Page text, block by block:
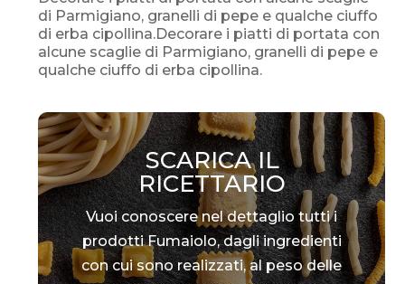
di Parmigiano, granelli di pepe e qualche ciuffo
di erba cipollina.Decorare i piatti di portata con
alcune scaglie di Parmigiano, granelli di pepe e
qualche ciuffo di erba cipollina.
SCARICA IL
RICETTARIO
Vuoi conoscere nel dettaglio tutti i
prodotti Fumaiolo, dagli ingredienti
con cui sono realizzati, al peso delle